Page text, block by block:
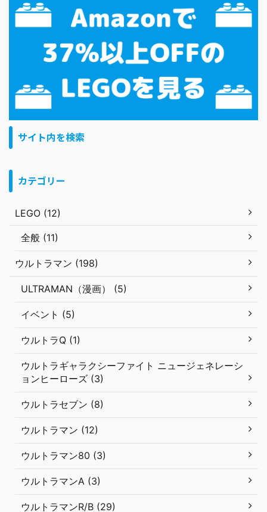
サイト内を検索
カテゴリー
LEGO (12)
全般 (11)
ウルトラマン (198)
ULTRAMAN（漫画） (5)
イベント (5)
ウルトラQ (1)
ウルトラギャラクシーファイト ニュージェネレーシ
ョンヒーローズ (3)
ウルトラセブン (8)
ウルトラマン (12)
ウルトラマン80 (3)
ウルトラマンA (3)
ウルトラマンR/B (29)